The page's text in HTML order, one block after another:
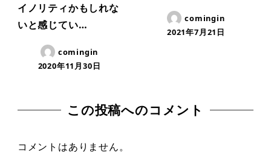
イノリティかもしれな
いと感じてい…
comingin
2020年11月30日
comingin
2021年7月21日
この投稿へのコメント
コメントはありません。